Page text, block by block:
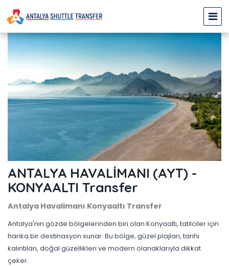
ANTALYA HAVALİMANI (AYT) -
KONYAALTI Transfer
Antalya Havalimanı Konyaaltı Transfer
Antalya'nın gözde bölgelerinden biri olan Konyaaltı, tatilciler için
harika bir destinasyon sunar. Bu bölge, güzel plajları, tarihi
kalıntıları, doğal güzellikleri ve modern olanaklarıyla dikkat
çeker.